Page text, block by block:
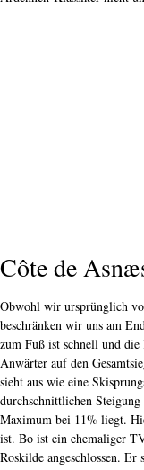
Côte de
Obwohl wir ursprünglich
beschränken wir uns am
zum Fuß ist schnell und
Anwärter auf den
sieht aus wie eine
durchschnittlichen
Maximum bei 11% liegt.
ist. Bo ist ein ehemaliger